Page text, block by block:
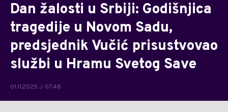
Dan žalosti u Srbiji: Godišnjica
tragedije u Novom Sadu,
predsjednik Vučić prisustvovao
službi u Hramu Svetog Save
01.11.2025. / 07:48